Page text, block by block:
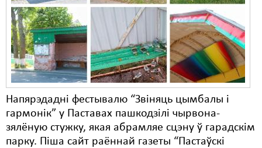
Напярэдадні фестывалю “Звіняць цымбалы і
гармонік” у Паставах пашкодзілі чырвона-
зялёную стужку, якая абрамляе сцэну ў гарадскім
парку. Піша сайт раённай газеты “Пастаўскі